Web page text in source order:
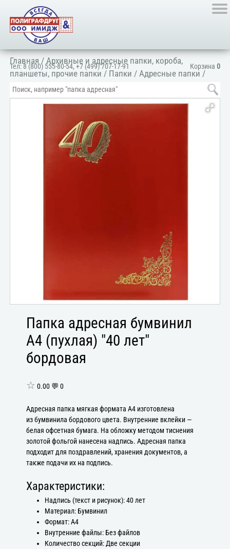
Корзина 0
Тел:8 (800) 555-80-54,+7 (499) 707-17-91
Главная /Архивные и адресные папки, короба,
планшеты, прочие папки / Папки /Адресные папки /
Папка адресная поздравительная
Папка адресная бумвинил
А4 (пухлая) "40 лет"
бордовая
☆ 0.00 💬 0
Адресная папка мягкая формата А4 изготовлена
из бумвинила бордового цвета. Внутренние вклейки —
белая офсетная бумага. На обложку методом тиснения
золотой фольгой нанесена надпись. Адресная папка
подходит для поздравлений, хранения документов, а
также подачи их на подпись.
Характеристики:
Надпись (текст и рисунок): 40 лет
Материал: Бумвинил
Формат: А4
Внутренние файлы: Без файлов
Количество секций: Две секции